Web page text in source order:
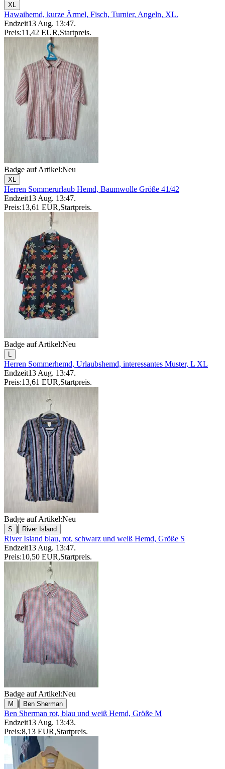
XL
Hawaihemd, kurze Ärmel, Fisch, Turnier, Angeln, XL.
Endzeit13 Aug. 13:47.
Preis:11,42 EUR,Startpreis.
Badge auf Artikel:Neu
XL
Herren Sommerurlaub Hemd, Baumwolle Größe 41/42
Endzeit13 Aug. 13:47.
Preis:13,61 EUR,Startpreis.
Badge auf Artikel:Neu
L
Herren Sommerhemd, Urlaubshemd, interessantes Muster, L XL
Endzeit13 Aug. 13:47.
Preis:13,61 EUR,Startpreis.
Badge auf Artikel:Neu
S | River Island
River Island blau, rot, schwarz und weiß Hemd, Größe S
Endzeit13 Aug. 13:47.
Preis:10,50 EUR,Startpreis.
Badge auf Artikel:Neu
M | Ben Sherman
Ben Sherman rot, blau und weiß Hemd, Größe M
Endzeit13 Aug. 13:43.
Preis:8,13 EUR,Startpreis.